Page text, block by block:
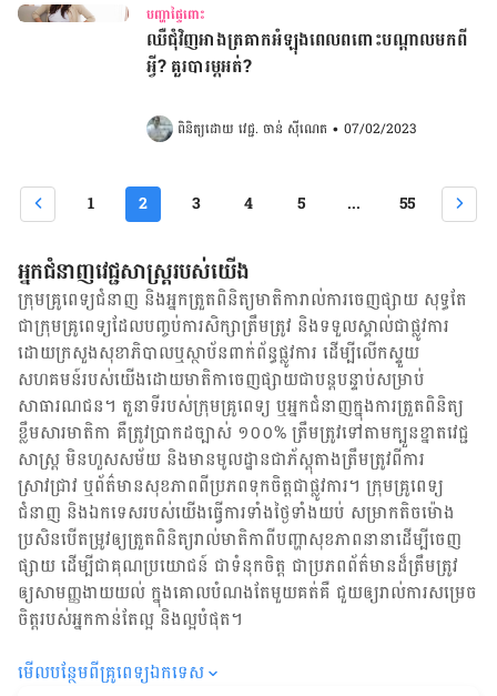
បញ្ហាផ្ទៃពោះ
ឈឺជុំវិញអាងត្រគាកអំឡុងពេលពពោះបណ្តាលមកពី
អ្វី? គួរបារម្ភអត់?​​​​​​​​​​​​​​​​​​​​​​​​​​​​​​​​​​
ពិនិត្យដោយ វេជ្ជ. ចាន់ ស៊ីណេត • 07/02/2023
1 2 3 4 5 ... 55
អ្នកជំនាញវេជ្ជសាស្ត្ររបស់យើង
ក្រុមគ្រូពេទ្យជំនាញ និង​អ្នក​ត្រួតពិនិត្យ​មាតិការាល់ការចេញផ្សាយ សុទ្ធតែ
ជា​ក្រុម​គ្រូពេទ្យ​ដែល​បញ្ចប់ការសិក្សាត្រឹមត្រូវ និង​ទទួល​ស្គាល់​ជាផ្លូវការ​
ដោយ​ក្រសួងសុខាភិបាលឬស្ថាប័ន​ពាក់ព័ន្ធ​ផ្លូវការ ដើម្បីលើកស្ទួយ​
សហគមន៍​របស់យើង​ដោយ​មាតិកា​ចេញផ្សាយជាបន្តបន្ទាប់សម្រាប់
សាធារណជន។ តួនាទីរបស់​ក្រុមគ្រូពេទ្យ ឬ​អ្នក​ជំនាញ​ក្នុងការ​ត្រួតពិនិត្យ​
ខ្លឹមសារ​មាតិកា គឺ​ត្រូវ​ប្រាកដ​ច្បាស់ ១០០% ត្រឹមត្រូវ​ទៅតាម​ក្បួនខ្នាតវេជ្ជ
សាស្ត្រ មិនហួសសម័យ និង​មានមូលដ្ឋាន​ជា​ភ័ស្តុតាង​ត្រឹមត្រូវ​ពី​ការ​
ស្រាវជ្រាវ ឬ​ព័ត៌មាន​សុខភាព​ពី​ប្រភព​ទុកចិត្ត​ជាផ្លូវការ។ ក្រុមគ្រូពេទ្យ
ជំនាញ និង​ឯកទេស​របស់យើង​ធ្វើការ​ទាំង​ថ្ងៃទាំងយប់ សម្រាក​តិចម៉ោង
ប្រសិន​បើ​តម្រូវ​ឲ្យ​ត្រួតពិនិត្យ​រាល់​មាតិកា​ពី​បញ្ហា​សុខភាព​នានា​ដើម្បី​ចេញ​
ផ្សាយ ដើម្បី​ជា​គុណប្រយោជន៍ ជា​ទំនុកចិត្ត ជា​ប្រភព​ព័ត៌មាន​ដ៏​ត្រឹមត្រូវ
ឲ្យសាមញ្ញ​ងាយយល់ ក្នុងគោលបំណង​តែមួយ​គត់​គឺ ជួយ​ឲ្យ​រាល់ការសម្រេច
ចិត្ត​របស់​អ្នក​កាន់តែ​ល្អ និង​ល្អ​បំផុត។
មើល​បន្ថែម​ពី​គ្រូពេទ្យ​ឯកទេស